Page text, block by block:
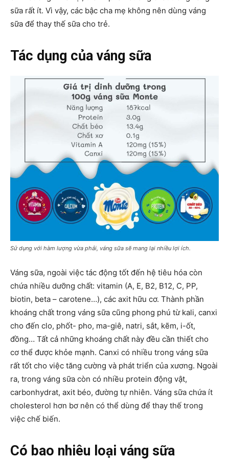
sữa rất ít. Vì vậy, các bậc cha mẹ không nên dùng váng
sữa để thay thế sữa cho trẻ.
Tác dụng của váng sữa
Sử dụng với hàm lượng vừa phải, váng sữa sẽ mang lại nhiều lợi ích.
Váng sữa, ngoài việc tác động tốt đến hệ tiêu hóa còn
chứa nhiều dưỡng chất: vitamin (A, E, B2, B12, C, PP,
biotin, beta – carotene…), các axit hữu cơ. Thành phần
khoáng chất trong váng sữa cũng phong phú từ kali, canxi
cho đến clo, phốt- pho, ma-giê, natri, sắt, kẽm, i-ốt,
đồng… Tất cả những khoáng chất này đều cần thiết cho
cơ thể được khỏe mạnh. Canxi có nhiều trong váng sữa
rất tốt cho việc tăng cường và phát triển của xương. Ngoài
ra, trong váng sữa còn có nhiều protein động vật,
carbonhydrat, axit béo, đường tự nhiên. Váng sữa chứa ít
cholesterol hơn bơ nên có thể dùng để thay thế trong
việc chế biến.
Có bao nhiêu loại váng sữa